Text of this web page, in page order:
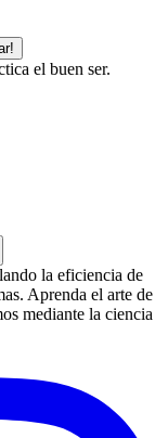
el buen ser.
la eficiencia de
Aprenda el arte de
mediante la ciencia